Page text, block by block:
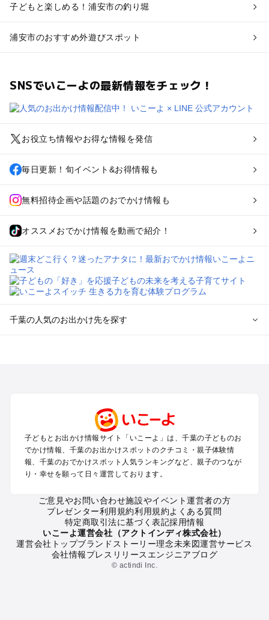
子どもと楽しめる！浦安市の釣り堀
浦安市のおすすめ外遊びスポット
SNSでいこーよの最新情報をチェック！
お役立ち情報やお得な情報を発信
毎日更新！旬イベント&お得情報も
無料招待企画や話題のおでかけ情報も
オススメおでかけ情報を動画で紹介！
千葉の人気のお出かけ先を探す
成田・印西・酒々井のプールお出かけ
館山・南房総のプールお出かけ
九十九里・銚子のプールお出かけ
千葉市・市原のプールお出かけ
鴨川・勝浦・御宿のプールお出かけ
千葉の定番お出かけスポット
千葉の遊園地
千葉の動物園
千葉のバーベキュー
子どもとお出かけ情報サイト「いこーよ」は、千葉の子どものお
でかけ情報、千葉のお出かけスポットのクチコミ・親子体験情
報、千葉のおでかけスポット人気ランキングなど、親子のつなが
り・幸せを願って日々運営しております。
ご意見やお問い合わせ施設やイベント運営者の方
プレゼンター利用規約利用規約よくある質問
特定商取引法に基づく表記採用情報
いこーよ運営会社（アクトインディ株式会社）
運営会社トップブランドストーリー理念未来図運営サービス
会社情報プレスリリース エンジニアブログ
© actindi Inc.